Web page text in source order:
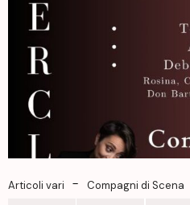
Articoli vari - Compagni di Scena